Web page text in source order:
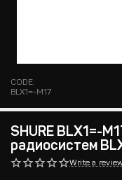
CODE:
BLX1=-M17
SHURE BLX1=-
радиосистем
Write a